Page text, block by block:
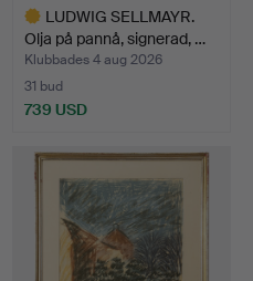
LUDWIG SELLMAYR.
Olja på pannå, signerad, …
Klubbades 4 aug 2026
31 bud
739 USD
föremål